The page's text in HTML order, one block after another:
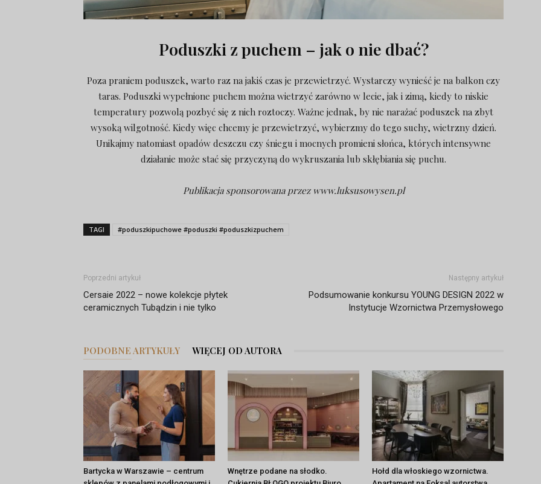
Poduszki z puchem – jak o nie dbać?
Poza praniem poduszek, warto raz na jakiś czas je przewietrzyć. Wystarczy wynieść je na balkon czy
taras. Poduszki wypełnione puchem można wietrzyć zarówno w lecie, jak i zimą, kiedy to niskie
temperatury pozwolą pozbyć się z nich roztoczy. Ważne jednak, by nie narażać poduszek na zbyt
wysoką wilgotność. Kiedy więc chcemy je przewietrzyć, wybierzmy do tego suchy, wietrzny dzień.
Unikajmy natomiast opadów deszczu czy śniegu i mocnych promieni słońca, których intensywne
działanie może stać się przyczyną do wykruszania lub skłębiania się puchu.
Publikacja sponsorowana przez www.luksusowysen.pl
TAGI #poduszkipuchowe #poduszki #poduszkizpuchem
Poprzedni artykuł
Cersaie 2022 – nowe kolekcje płytek
ceramicznych Tubądzin i nie tylko
Następny artykuł
Podsumowanie konkursu YOUNG DESIGN 2022 w
Instytucje Wzornictwa Przemysłowego
PODOBNE ARTYKUŁY WIĘCEJ OD AUTORA
Bartycka w Warszawie – centrum
Wnętrze podane na słodko.
Hołd dla włoskiego wzornictwa.